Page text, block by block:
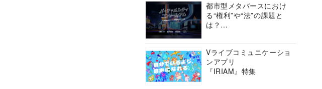
都市型メタバースにおけ
る“権利”や“法”の課題と
は？
ーシアムの挑戦に迫る
Vライブコミュニケーショ
ンアプリ
『IRIAM』特集